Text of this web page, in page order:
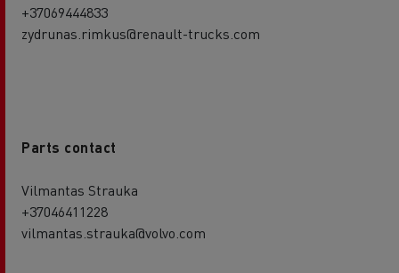
+37069444833
zydrunas.rimkus@renault-trucks.com
Parts contact
Vilmantas Strauka
+37046411228
vilmantas.strauka@volvo.com